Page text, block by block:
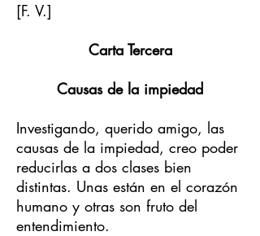
[F. V.]
Carta Tercera
Causas de la impiedad
Investigando, querido amigo, las
causas de la impiedad, creo poder
reducirlas a dos clases bien
distintas. Unas están en el corazón
humano y otras son fruto del
entendimiento.